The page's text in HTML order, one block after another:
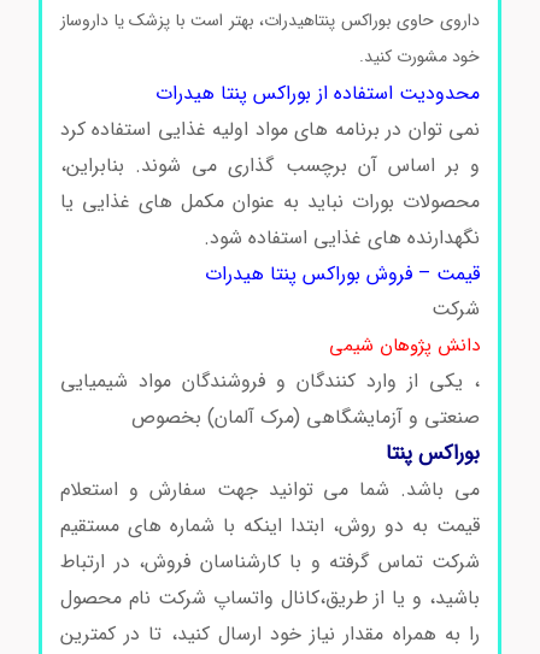
داروی حاوی بوراکس پنتاهیدرات، بهتر است با پزشک یا داروساز
خود مشورت کنید.
محدودیت استفاده از بوراکس پنتا هیدرات
نمی توان در برنامه های مواد اولیه غذایی استفاده کرد
و بر اساس آن برچسب گذاری می شوند. بنابراین،
محصولات بورات نباید به عنوان مکمل های غذایی یا
نگهدارنده های غذایی استفاده شود.
قیمت – فروش بوراکس پنتا هیدرات
شرکت
دانش پژوهان شیمی
، یکی از وارد کنندگان و فروشندگان مواد شیمیایی
صنعتی و آزمایشگاهی (مرک آلمان) بخصوص
بوراکس پنتا
می باشد. شما می توانید جهت سفارش و استعلام
قیمت به دو روش، ابتدا اینکه با شماره های مستقیم
شرکت تماس گرفته و با کارشناسان فروش، در ارتباط
باشید، و یا از طریق،کانال واتساپ شرکت نام محصول
را به همراه مقدار نیاز خود ارسال کنید، تا در کمترین